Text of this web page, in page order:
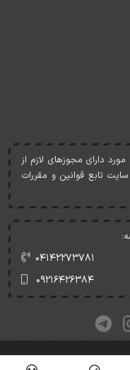
دارای مجوزهای لازم از
تابع قوانين و مقررات
۰۴۱۴۲۲۷۳۷۸۱
۰۹۲۱۶۴۲۶۳۸۴
عرضه می‌باشد.